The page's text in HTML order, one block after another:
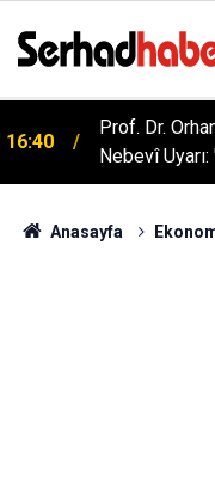
16:40
Prof. Dr.
Nebevî
Anasayfa